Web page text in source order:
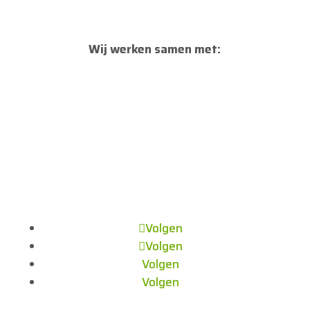
Wij werken samen met:
Volgen
Volgen
Volgen
Volgen